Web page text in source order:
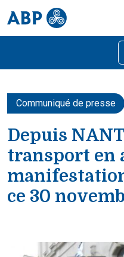
Communiqué de presse
Depuis
transport en
ce 30